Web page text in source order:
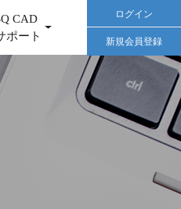
CAD
ポート
ログイン
新規会員登録